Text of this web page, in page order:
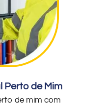
Perto de Mim
de mim com